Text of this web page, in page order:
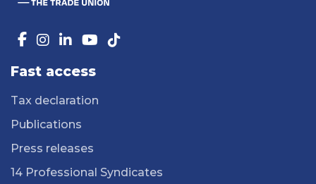
Fast access
Tax declaration
Publications
Press releases
14 Professional Syndicates